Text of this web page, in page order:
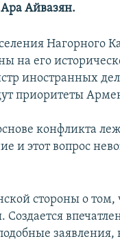
Айвазян.
Нагорного
на его
иностранных
приоритеты
конфликта
и этот вопрос
стороны о том,
заявления,